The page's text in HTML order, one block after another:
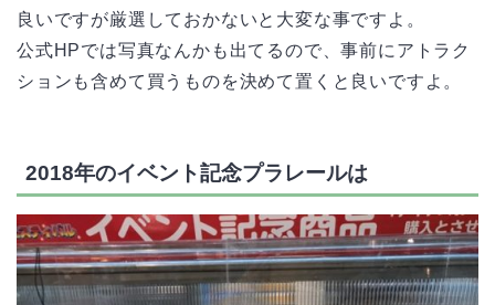
良いですが厳選しておかないと大変な事ですよ。
公式HPでは写真なんかも出てるので、事前にアトラク
ションも含めて買うものを決めて置くと良いですよ。
2018年のイベント記念プラレールは